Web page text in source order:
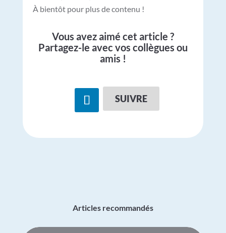
À bientôt pour plus de contenu !
Vous avez aimé cet article ?
Partagez-le avec vos collègues ou
amis !
SUIVRE
Articles recommandés